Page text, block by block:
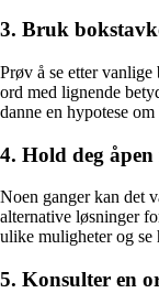
3. Bruk
Prøv å se etter
ord med lignende
danne en hypotese
4. Hold deg
Noen ganger kan det
alternative løsninger
ulike muligheter og se
5. Konsulter en